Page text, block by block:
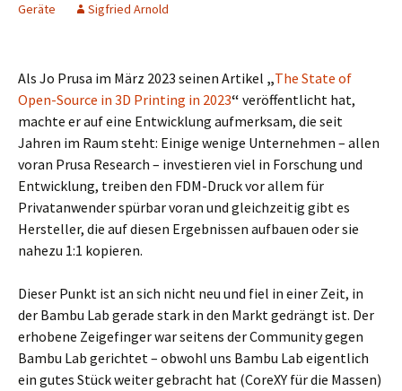
Geräte
Sigfried Arnold
Als Jo Prusa im März 2023 seinen Artikel „The State of
Open-Source in 3D Printing in 2023“ veröffentlicht hat,
machte er auf eine Entwicklung aufmerksam, die seit
Jahren im Raum steht: Einige wenige Unternehmen – allen
voran Prusa Research – investieren viel in Forschung und
Entwicklung, treiben den FDM-Druck vor allem für
Privatanwender spürbar voran und gleichzeitig gibt es
Hersteller, die auf diesen Ergebnissen aufbauen oder sie
nahezu 1:1 kopieren.
Dieser Punkt ist an sich nicht neu und fiel in einer Zeit, in
der Bambu Lab gerade stark in den Markt gedrängt ist. Der
erhobene Zeigefinger war seitens der Community gegen
Bambu Lab gerichtet – obwohl uns Bambu Lab eigentlich
ein gutes Stück weiter gebracht hat (CoreXY für die Massen)